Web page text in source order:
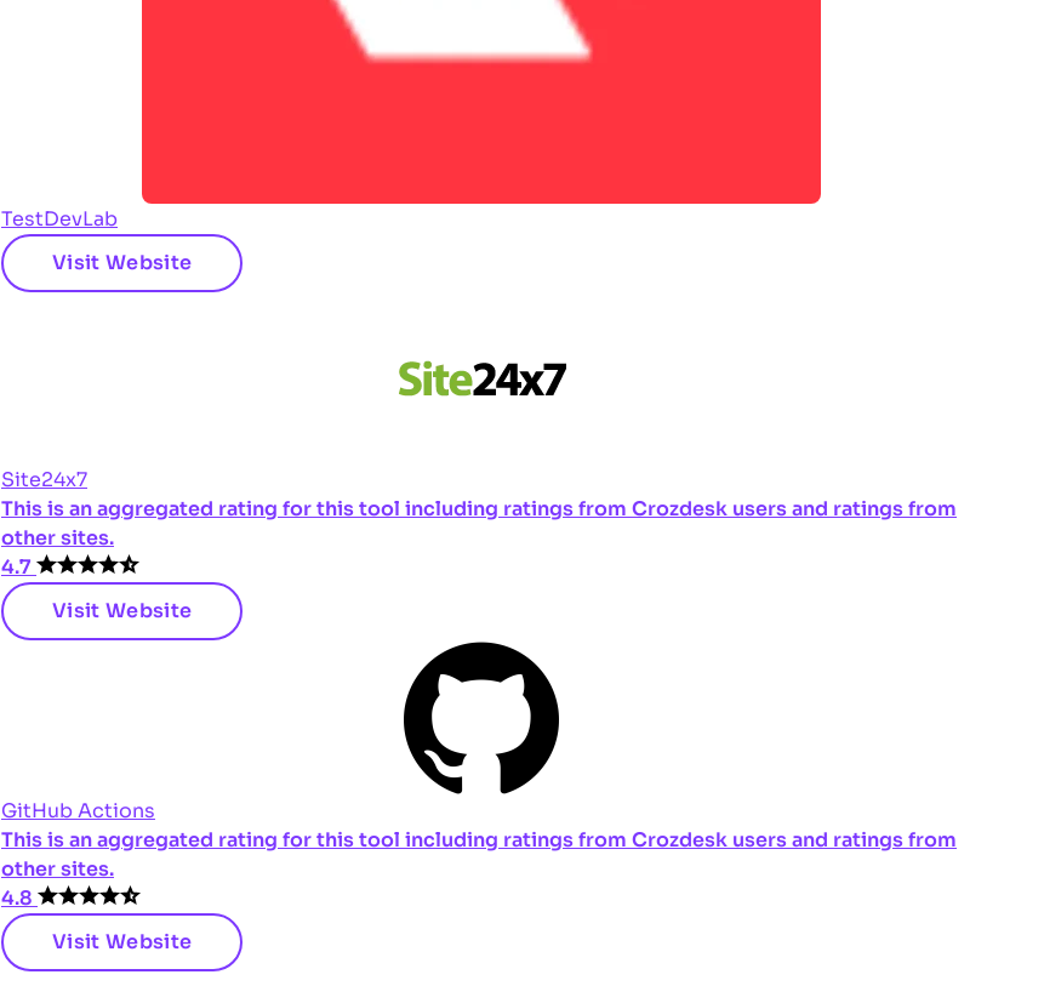
TestDevLab
Visit Website
Site24x7
This is an aggregated rating for this tool including ratings from Crozdesk users and ratings from
other sites.
4.7
Visit Website
GitHub Actions
This is an aggregated rating for this tool including ratings from Crozdesk users and ratings from
other sites.
4.8
Visit Website